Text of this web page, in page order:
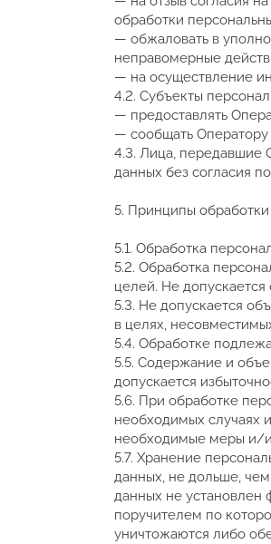
обработки
— обжаловать в
неправомерные
— на осуществление
4.2. Субъекты
— предоставлять
— сообщать Оператору
4.3. Лица, передавшие
данных без согласия
5. Принципы
5.1. Обработка
5.2. Обработка
целей. Не
5.3. Не допускается
в целях,
5.4. Обработке
5.5. Содержание и
допускается
5.6. При обработке
необходимых случаях
необходимые меры и/
5.7. Хранение
данных, не дольше,
данных не установлен
поручителем по
уничтожаются либо